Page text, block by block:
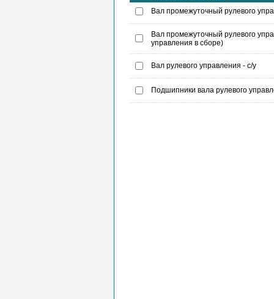
Вал промежуточный рулевого
Вал промежуточный рулевого
управления в сборе)
Вал рулевого управления - с/у
Подшипники вала рулевого